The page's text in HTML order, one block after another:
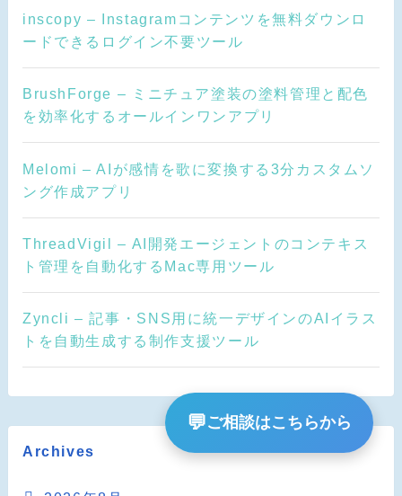
inscopy – Instagramコンテンツを無料ダウンロ
ードできるログイン不要ツール
BrushForge – ミニチュア塗装の塗料管理と配色
を効率化するオールインワンアプリ
Melomi – AIが感情を歌に変換する3分カスタムソ
ング作成アプリ
ThreadVigil – AI開発エージェントのコンテキス
ト管理を自動化するMac専用ツール
Zyncli – 記事・SNS用に統一デザインのAIイラス
トを自動生成する制作支援ツール
Archives
💬ご相談はこちらから